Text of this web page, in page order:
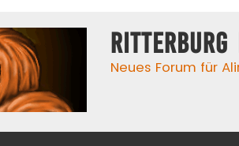
Ritterburg
Neues Forum für